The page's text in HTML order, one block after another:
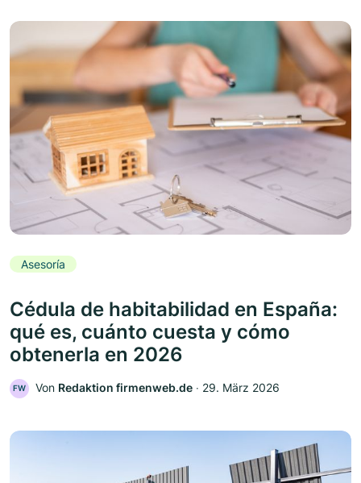
Asesoría
Cédula de habitabilidad en España:
qué es, cuánto cuesta y cómo
obtenerla en 2026
FW Von Redaktion firmenweb.de ‧ 29. März 2026